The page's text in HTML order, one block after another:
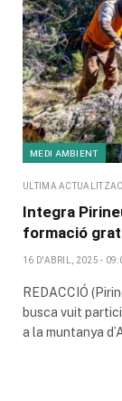
MEDI AMBIENT
ULTIMA
Integra
formació
16 D'ABRIL, 2025 -
REDACCIÓ
busca vuit
a la muntanya